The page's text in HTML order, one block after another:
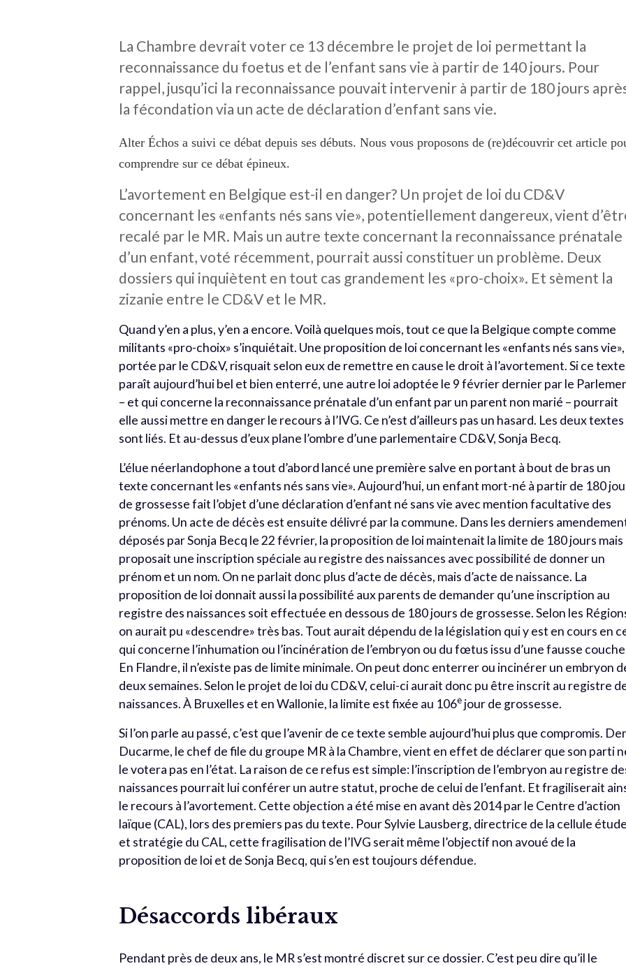
La Chambre devrait voter ce 13 décembre le projet de loi permettant la
reconnaissance du foetus et de l’enfant sans vie à partir de 140 jours. Pour
rappel, jusqu’ici la reconnaissance pouvait intervenir à partir de 180 jours
la fécondation via un acte de déclaration d’enfant sans vie.
Alter Échos a suivi ce débat depuis ses débuts. Nous vous proposons de (re)découvrir cet article
comprendre sur ce débat épineux.
L’avortement en Belgique est-il en danger? Un projet de loi du CD&V
concernant les «enfants nés sans vie», potentiellement dangereux, vient
recalé par le MR. Mais un autre texte concernant la reconnaissance prénatale
d’un enfant, voté récemment, pourrait aussi constituer un problème. Deux
dossiers qui inquiètent en tout cas grandement les «pro-choix». Et sèment la
zizanie entre le CD&V et le MR.
Quand y’en a plus, y’en a encore. Voilà quelques mois, tout ce que la Belgique compte comme
militants «pro-choix» s’inquiétait. Une proposition de loi concernant les «enfants nés sans vie»,
portée par le CD&V, risquait selon eux de remettre en cause le droit à l’avortement. Si ce texte
paraît aujourd’hui bel et bien enterré, une autre loi adoptée le 9 février dernier par le
– et qui concerne la reconnaissance prénatale d’un enfant par un parent non marié – pourrait
elle aussi mettre en danger le recours à l’IVG. Ce n’est d’ailleurs pas un hasard. Les deux textes
sont liés. Et au-dessus d’eux plane l’ombre d’une parlementaire CD&V, Sonja Becq.
L’élue néerlandophone a tout d’abord lancé une première salve en portant à bout de bras un
texte concernant les «enfants nés sans vie». Aujourd’hui, un enfant mort-né à partir de 180
de grossesse fait l’objet d’une déclaration d’enfant né sans vie avec mention facultative des
prénoms. Un acte de décès est ensuite délivré par la commune. Dans les derniers
déposés par Sonja Becq le 22 février, la proposition de loi maintenait la limite de 180 jours mais
proposait une inscription spéciale au registre des naissances avec possibilité de donner un
prénom et un nom. On ne parlait donc plus d’acte de décès, mais d’acte de naissance. La
proposition de loi donnait aussi la possibilité aux parents de demander qu’une inscription au
registre des naissances soit effectuée en dessous de 180 jours de grossesse. Selon les
on aurait pu «descendre» très bas. Tout aurait dépendu de la législation qui y est en cours en
qui concerne l’inhumation ou l’incinération de l’embryon ou du fœtus issu d’une fausse
En Flandre, il n’existe pas de limite minimale. On peut donc enterrer ou incinérer un embryon
deux semaines. Selon le projet de loi du CD&V, celui-ci aurait donc pu être inscrit au registre
naissances. À Bruxelles et en Wallonie, la limite est fixée au 106e jour de grossesse.
Si l’on parle au passé, c’est que l’avenir de ce texte semble aujourd’hui plus que compromis.
Ducarme, le chef de file du groupe MR à la Chambre, vient en effet de déclarer que son parti
le votera pas en l’état. La raison de ce refus est simple: l’inscription de l’embryon au registre
naissances pourrait lui conférer un autre statut, proche de celui de l’enfant. Et fragiliserait
le recours à l’avortement. Cette objection a été mise en avant dès 2014 par le Centre d’action
laïque (CAL), lors des premiers pas du texte. Pour Sylvie Lausberg, directrice de la cellule
et stratégie du CAL, cette fragilisation de l’IVG serait même l’objectif non avoué de la
proposition de loi et de Sonja Becq, qui s’en est toujours défendue.
Désaccords libéraux
Pendant près de deux ans, le MR s’est montré discret sur ce dossier. C’est peu dire qu’il le